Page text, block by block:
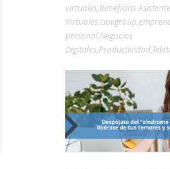
virtuales Beneficios
Virtuales ciavgroup
personal Negocios
Digitales Productividad